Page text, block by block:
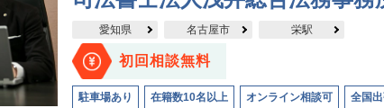
愛知県 名古屋市 栄駅
初回相談無料
駐車場あり 在籍数10名以上 オンライン相談可 全国